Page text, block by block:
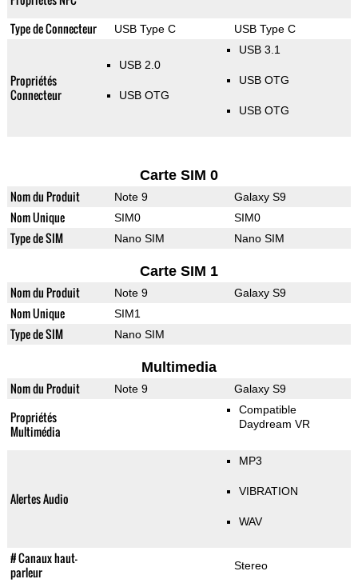
Type de Connecteur USB Type C USB Type C
Propriétés
Connecteur
USB 2.0
USB OTG
USB 3.1
USB OTG
USB OTG
Carte SIM 0
Nom du Produit Note 9 Galaxy S9
Nom Unique SIM0 SIM0
Type de SIM Nano SIM Nano SIM
Carte SIM 1
Nom du Produit Note 9 Galaxy S9
Nom Unique SIM1
Type de SIM Nano SIM
Multimedia
Nom du Produit Note 9 Galaxy S9
Propriétés
Multimédia
Compatible
Daydream VR
Alertes Audio
MP3
VIBRATION
WAV
# Canaux haut-
parleur
Stereo